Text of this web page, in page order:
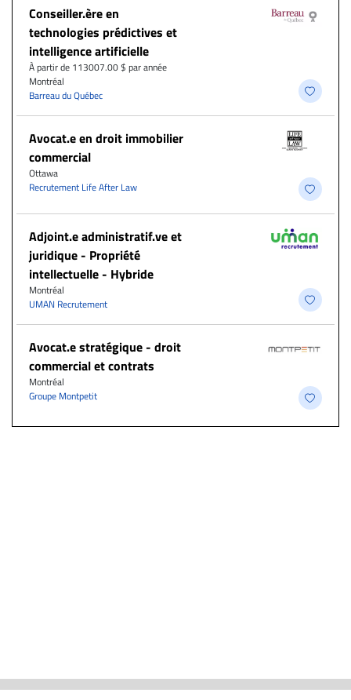
Conseiller.ère en
technologies prédictives et
intelligence artificielle
À partir de 113007.00 $ par année
Montréal
Barreau du Québec
Avocat.e en droit immobilier
commercial
Ottawa
Recrutement Life After Law
Adjoint.e administratif.ve et
juridique - Propriété
intellectuelle - Hybride
Montréal
UMAN Recrutement
Avocat.e stratégique - droit
commercial et contrats
Montréal
Groupe Montpetit